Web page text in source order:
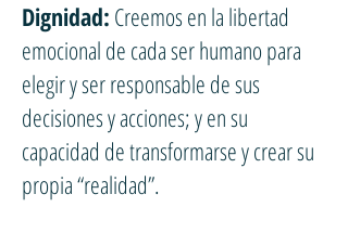
Dignidad: Creemos en la libertad
emocional de cada ser humano para
elegir y ser responsable de sus
decisiones y acciones; y en su
capacidad de transformarse y crear su
propia “realidad”.